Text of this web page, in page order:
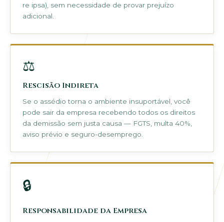
re ipsa), sem necessidade de provar prejuízo
adicional.
⚖
Rescisão Indireta
Se o assédio torna o ambiente insuportável, você
pode sair da empresa recebendo todos os direitos
da demissão sem justa causa — FGTS, multa 40%,
aviso prévio e seguro-desemprego.
🔒
Responsabilidade da Empresa